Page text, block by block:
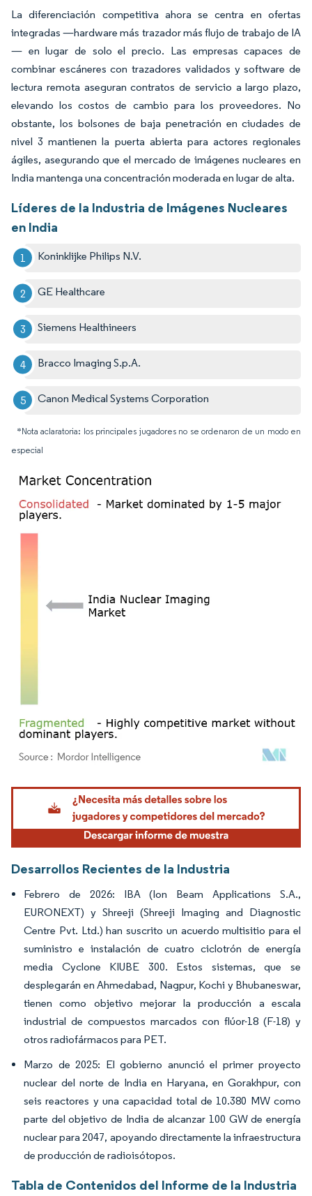
La diferenciación competitiva ahora se centra en ofertas
integradas —hardware más trazador más flujo de trabajo de IA
— en lugar de solo el precio. Las empresas capaces de
combinar escáneres con trazadores validados y software de
lectura remota aseguran contratos de servicio a largo plazo,
elevando los costos de cambio para los proveedores. No
obstante, los bolsones de baja penetración en ciudades de
nivel 3 mantienen la puerta abierta para actores regionales
ágiles, asegurando que el mercado de imágenes nucleares en
India mantenga una concentración moderada en lugar de alta.
Líderes de la Industria de Imágenes Nucleares
en India
Koninklijke Philips N.V.
GE Healthcare
Siemens Healthineers
Bracco Imaging S.p.A.
Canon Medical Systems Corporation
*Nota aclaratoria: los principales jugadores no se ordenaron de un modo en
especial
Imagen © Mordor Intelligence. El uso requiere atribución según CC BY 4.0.
Desarrollos Recientes de la Industria
Febrero de 2026: IBA (Ion Beam Applications S.A.,
EURONEXT) y Shreeji (Shreeji Imaging and Diagnostic
Centre Pvt. Ltd.) han suscrito un acuerdo multisitio para el
suministro e instalación de cuatro ciclotrón de energía
media Cyclone KIUBE 300. Estos sistemas, que se
desplegarán en Ahmedabad, Nagpur, Kochi y Bhubaneswar,
tienen como objetivo mejorar la producción a escala
industrial de compuestos marcados con flúor-18 (F-18) y
otros radiofármacos para PET.
Marzo de 2025: El gobierno anunció el primer proyecto
nuclear del norte de India en Haryana, en Gorakhpur, con
seis reactores y una capacidad total de 10.380 MW como
parte del objetivo de India de alcanzar 100 GW de energía
nuclear para 2047, apoyando directamente la infraestructura
de producción de radioisótopos.
Tabla de Contenidos del Informe de la Industria